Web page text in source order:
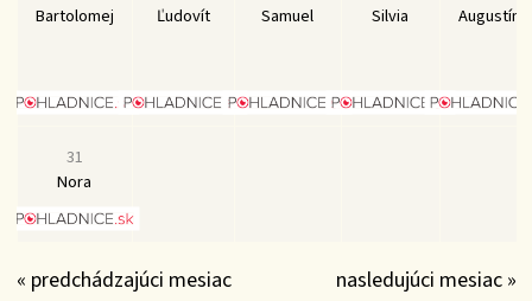
Bartolomej
Ľudovít
Samuel
Silvia
Augustín
31
Nora
« predchádzajúci mesiac nasledujúci mesiac »